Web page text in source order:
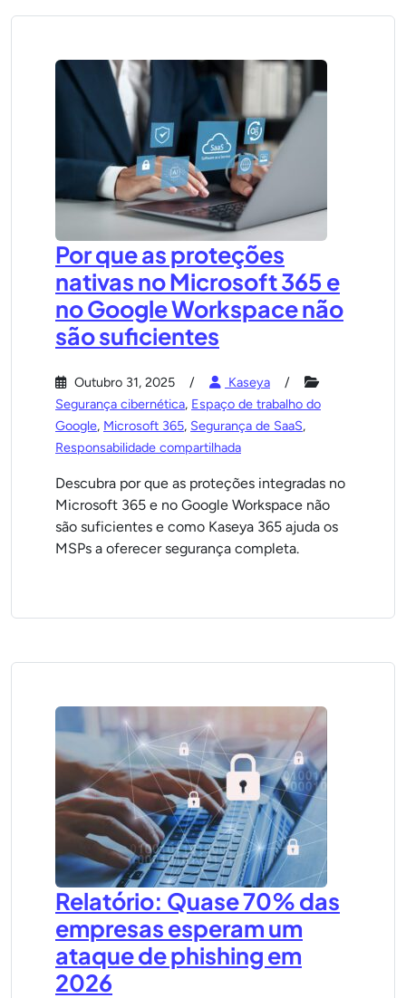
Por que as proteções
nativas no Microsoft 365 e
no Google Workspace não
são suficientes
Outubro 31, 2025
Kaseya
Segurança cibernética, Espaço de trabalho do
Google, Microsoft 365, Segurança de SaaS,
Responsabilidade compartilhada
Descubra por que as proteções integradas no
Microsoft 365 e no Google Workspace não
são suficientes e como Kaseya 365 ajuda os
MSPs a oferecer segurança completa.
Relatório: Quase 70% das
empresas esperam um
ataque de phishing em
2026